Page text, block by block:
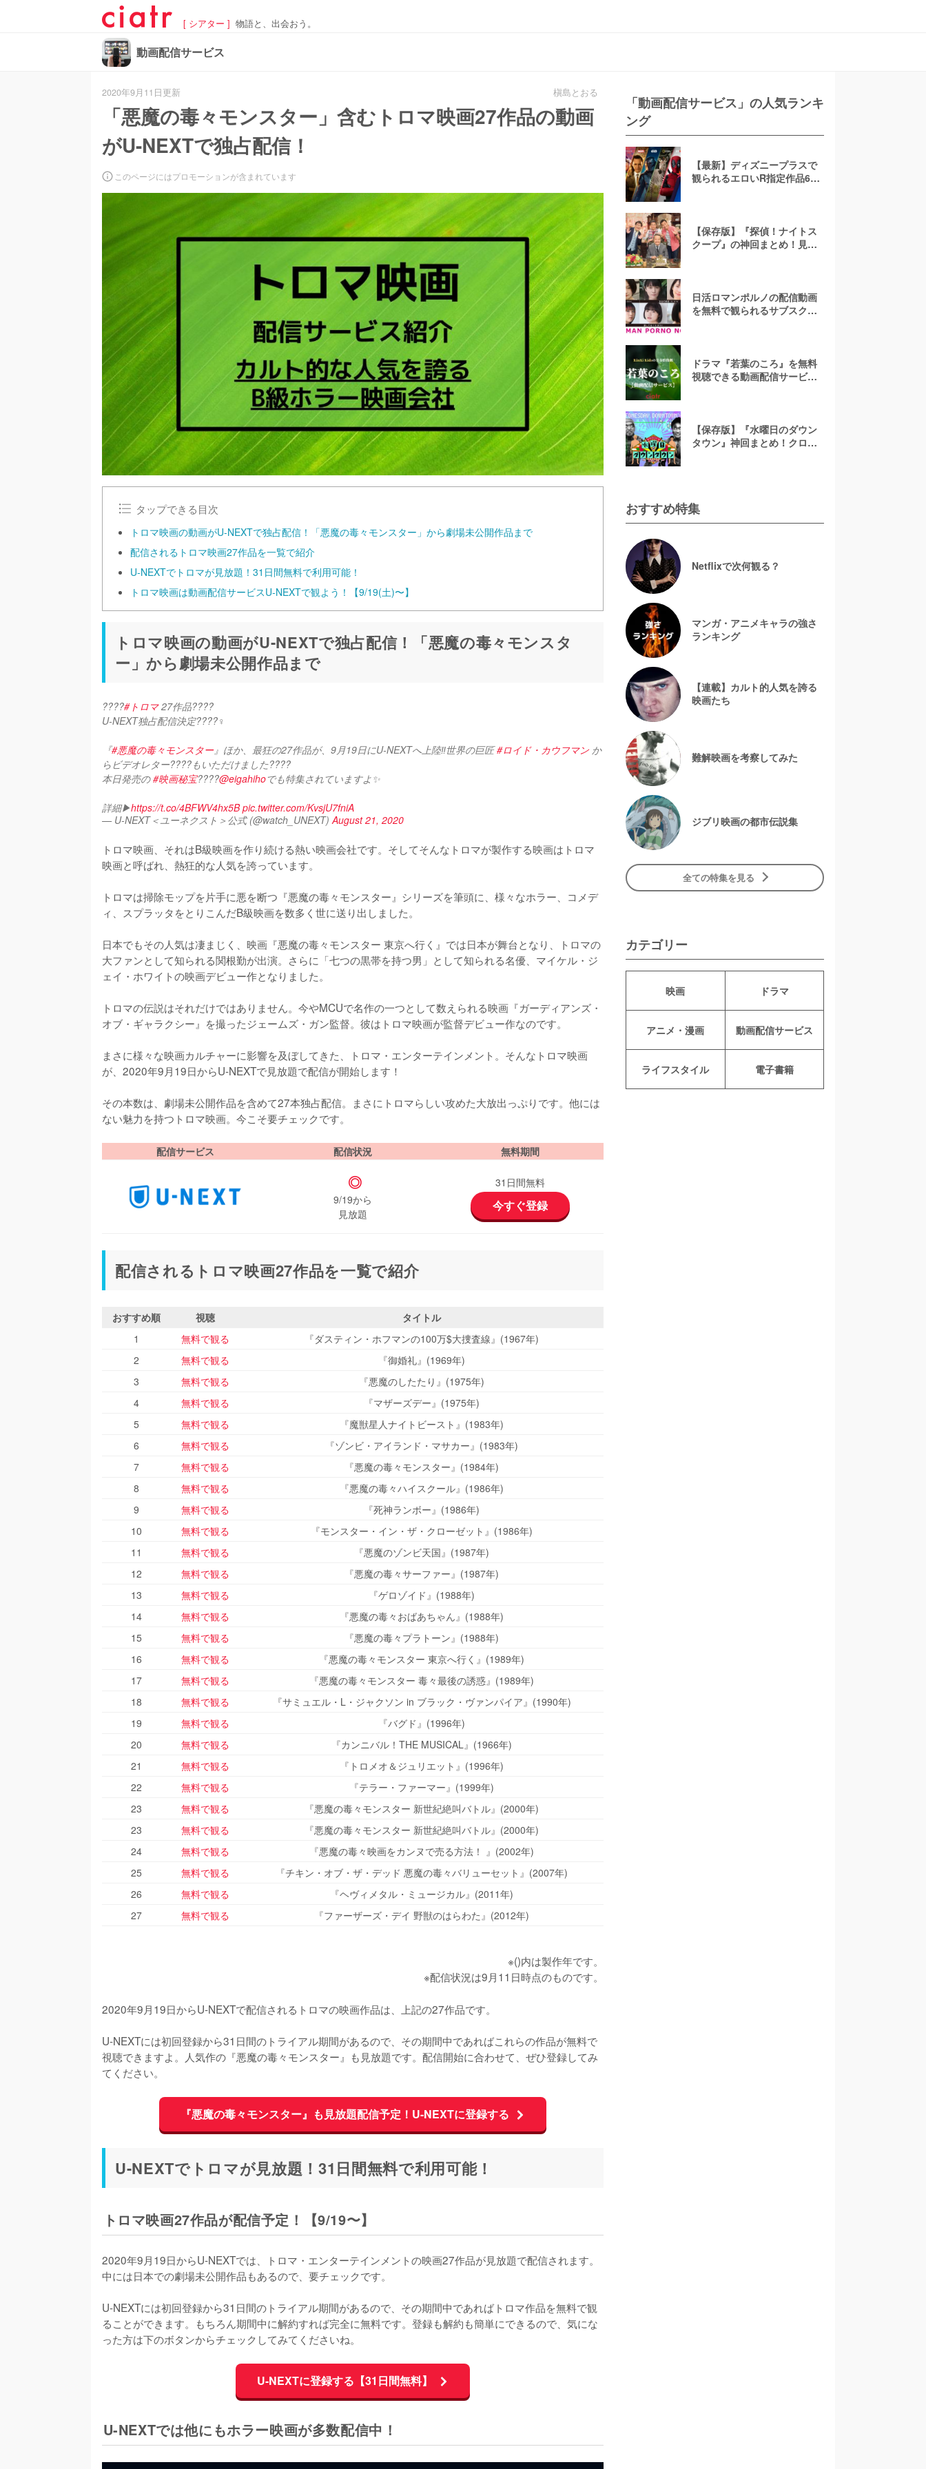
[ シアター ] 物語と、出会おう。
動画配信サービス
2020年9月11日更新 槇島とおる
「悪魔の毒々モンスター」含むトロマ映画27作品の動画
がU-NEXTで独占配信！
このページにはプロモーションが含まれています
タップできる目次
トロマ映画の動画がU-NEXTで独占配信！「悪魔の毒々モンスター」から劇場未公開作品まで
配信されるトロマ映画27作品を一覧で紹介
U-NEXTでトロマが見放題！31日間無料で利用可能！
トロマ映画は動画配信サービスU-NEXTで観よう！【9/19(土)〜】
トロマ映画の動画がU-NEXTで独占配信！「悪魔の毒々モンスタ
ー」から劇場未公開作品まで
????#トロマ 27作品????
U-NEXT独占配信決定????‍♀️
『#悪魔の毒々モンスター』ほか、最狂の27作品が、9月19日にU-NEXTへ上陸‼️世界の巨匠 #ロイド・カウフマン か
らビデオレター????もいただけました????
本日発売の #映画秘宝????@eigahihoでも特集されていますよ✨
詳細▶︎https://t.co/4BFWV4hx5B pic.twitter.com/KvsjU7fniA
— U-NEXT＜ユーネクスト＞公式 (@watch_UNEXT) August 21, 2020
トロマ映画、それはB級映画を作り続ける熱い映画会社です。そしてそんなトロマが製作する映画はトロマ
映画と呼ばれ、熱狂的な人気を誇っています。
トロマは掃除モップを片手に悪を断つ『悪魔の毒々モンスター』シリーズを筆頭に、様々なホラー、コメデ
ィ、スプラッタをとりこんだB級映画を数多く世に送り出しました。
日本でもその人気は凄まじく、映画『悪魔の毒々モンスター 東京へ行く』では日本が舞台となり、トロマの
大ファンとして知られる関根勤が出演。さらに「七つの黒帯を持つ男」として知られる名優、マイケル・ジ
ェイ・ホワイトの映画デビュー作となりました。
トロマの伝説はそれだけではありません。今やMCUで名作の一つとして数えられる映画『ガーディアンズ・
オブ・ギャラクシー』を撮ったジェームズ・ガン監督。彼はトロマ映画が監督デビュー作なのです。
まさに様々な映画カルチャーに影響を及ぼしてきた、トロマ・エンターテインメント。そんなトロマ映画
が、2020年9月19日からU-NEXTで見放題で配信が開始します！
その本数は、劇場未公開作品を含めて27本独占配信。まさにトロマらしい攻めた大放出っぷりです。他には
ない魅力を持つトロマ映画。今こそ要チェックです。
配信サービス 配信状況 無料期間
◎
9/19から
見放題
31日間無料
今すぐ登録
配信されるトロマ映画27作品を一覧で紹介
おすすめ順 視聴
タイトル
1
無料で観る
『ダスティン・ホフマンの100万$大捜査線』(1967年)
2
無料で観る
『御婚礼』(1969年)
3
無料で観る
『悪魔のしたたり』(1975年)
4
無料で観る
『マザーズデー』(1975年)
5
無料で観る
『魔獣星人ナイトビースト』(1983年)
6
無料で観る
『ゾンビ・アイランド・マサカー』(1983年)
7
無料で観る
『悪魔の毒々モンスター』(1984年)
8
無料で観る
『悪魔の毒々ハイスクール』(1986年)
9
無料で観る
『死神ランボー』(1986年)
10
無料で観る
『モンスター・イン・ザ・クローゼット』(1986年)
11
無料で観る
『悪魔のゾンビ天国』(1987年)
12
無料で観る
『悪魔の毒々サーファー』(1987年)
13
無料で観る
『ゲロゾイド』(1988年)
14
無料で観る
『悪魔の毒々おばあちゃん』(1988年)
15
無料で観る
『悪魔の毒々プラトーン』(1988年)
16
無料で観る
『悪魔の毒々モンスター 東京へ行く』(1989年)
17
無料で観る
『悪魔の毒々モンスター 毒々最後の誘惑』(1989年)
18
無料で観る
『サミュエル・L・ジャクソン in ブラック・ヴァンパイア』(1990年)
19
無料で観る
『バグド』(1996年)
20
無料で観る
『カンニバル！THE MUSICAL』(1966年)
21
無料で観る
『トロメオ＆ジュリエット』(1996年)
22
無料で観る
『テラー・ファーマー』(1999年)
23
無料で観る
『悪魔の毒々モンスター 新世紀絶叫バトル』(2000年)
23
無料で観る
『悪魔の毒々モンスター 新世紀絶叫バトル』(2000年)
24
無料で観る
『悪魔の毒々映画をカンヌで売る方法！ 』(2002年)
25
無料で観る
『チキン・オブ・ザ・デッド 悪魔の毒々バリューセット』(2007年)
26
無料で観る
『ヘヴィメタル・ミュージカル』(2011年)
27
無料で観る 『ファーザーズ・デイ 野獣のはらわた』(2012年)
※()内は製作年です。
※配信状況は9月11日時点のものです。
2020年9月19日からU-NEXTで配信されるトロマの映画作品は、上記の27作品です。
U-NEXTには初回登録から31日間のトライアル期間があるので、その期間中であればこれらの作品が無料で
視聴できますよ。人気作の『悪魔の毒々モンスター』も見放題です。配信開始に合わせて、ぜひ登録してみ
てください。
『悪魔の毒々モンスター』も見放題配信予定！U-NEXTに登録する
U-NEXTでトロマが見放題！31日間無料で利用可能！
トロマ映画27作品が配信予定！【9/19〜】
2020年9月19日からU-NEXTでは、トロマ・エンターテインメントの映画27作品が見放題で配信されます。
中には日本での劇場未公開作品もあるので、要チェックです。
U-NEXTには初回登録から31日間のトライアル期間があるので、その期間中であればトロマ作品を無料で観
ることができます。もちろん期間中に解約すれば完全に無料です。登録も解約も簡単にできるので、気にな
った方は下のボタンからチェックしてみてくださいね。
U-NEXTに登録する【31日間無料】
U-NEXTでは他にもホラー映画が多数配信中！
「動画配信サービス」の人気ランキ
ング
【最新】ディズニープラスで
観られるエロいR指定作品6
【保存版】『探偵！ナイトス
クープ』の神回まとめ！見逃
ンキング
日活ロマンポルノの配信動画
を無料で観られるサブスクま
ドラマ『若葉のころ』を無料
視聴できる動画配信サービス
【保存版】『水曜日のダウン
タウン』神回まとめ！クロち
おすすめ特集
Netflixで次何観る？
マンガ・アニメキャラの強さ
ランキング
【連載】カルト的人気を誇る
映画たち
難解映画を考察してみた
ジブリ映画の都市伝説集
全ての特集を見る
カテゴリー
映画 ドラマ
アニメ・漫画 動画配信サービス
ライフスタイル 電子書籍